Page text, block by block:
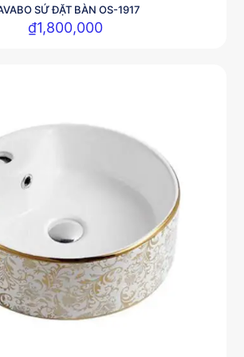
SỨ ĐẶT BÀN OS-1917
₫1,800,000